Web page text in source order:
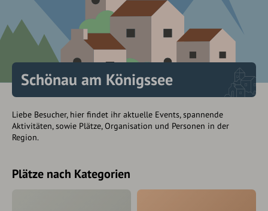
Schönau am Königssee
Liebe Besucher, hier findet ihr aktuelle Events, spannende
Aktivitäten, sowie Plätze, Organisation und Personen in der
Region.
Plätze nach Kategorien